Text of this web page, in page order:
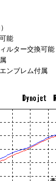
能
ルター交換可能
ンブレム付属